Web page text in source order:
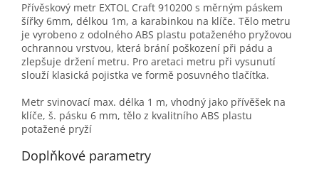
Přívěskový metr EXTOL Craft 910200 s měrným páskem
šířky 6mm, délkou 1m, a karabinkou na klíče. Tělo metru
je vyrobeno z odolného ABS plastu potaženého pryžovou
ochrannou vrstvou, která brání poškození při pádu a
zlepšuje držení metru. Pro aretaci metru při vysunutí
slouží klasická pojistka ve formě posuvného tlačítka.
Metr svinovací max. délka 1 m, vhodný jako přívěšek na
klíče, š. pásku 6 mm, tělo z kvalitního ABS plastu
potažené pryží
Doplňkové parametry